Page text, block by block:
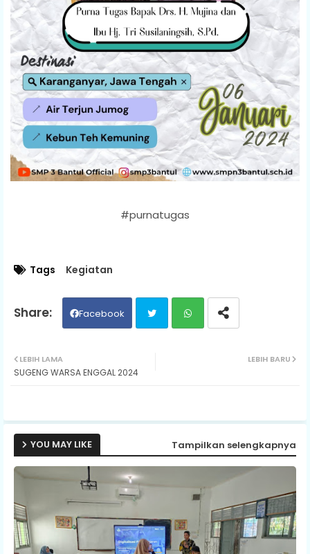
#purnatugas
Tags Kegiatan
Facebook
LEBIH BARU
LEBIH LAMA
SUGENG WARSA ENGGAL 2024
YOU MAY LIKE Tampilkan selengkapnya